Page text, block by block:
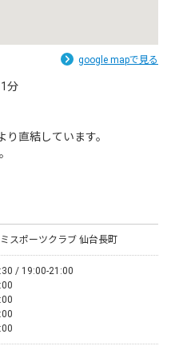
google mapで見る
分
直結しています。
スポーツクラブ 仙台長町
/ 19:00-21:00